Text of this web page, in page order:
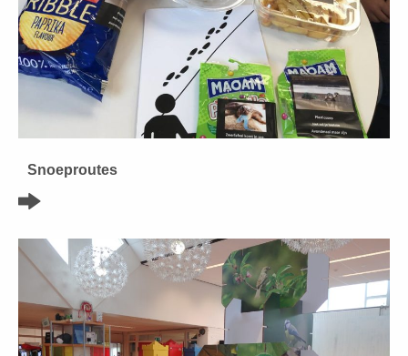
Snoeproutes